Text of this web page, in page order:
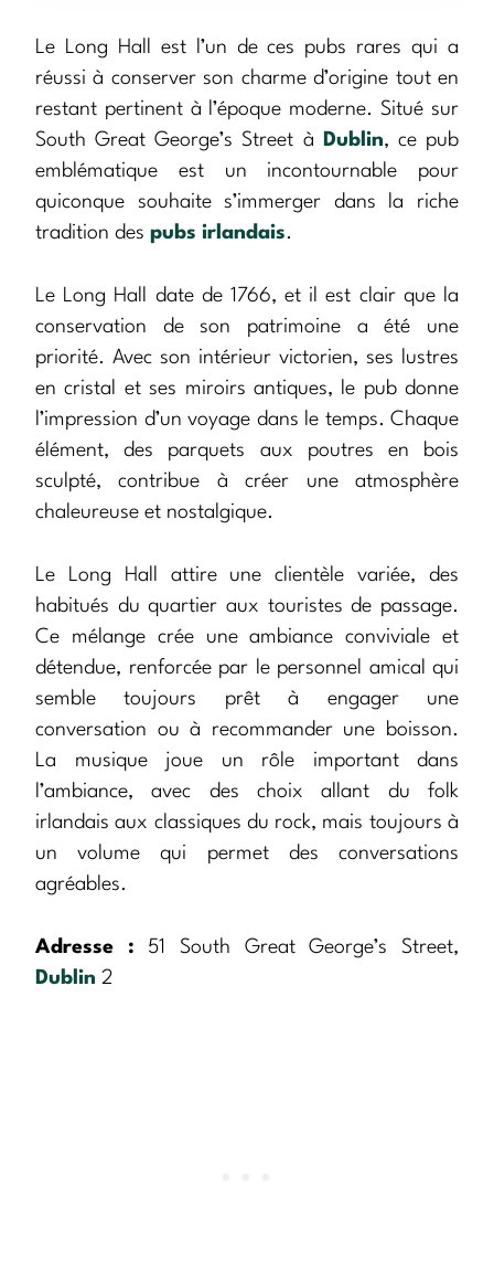
Le Long Hall est l’un de ces pubs rares qui a
réussi à conserver son charme d’origine tout en
restant pertinent à l’époque moderne. Situé sur
South Great George’s Street à
Dublin, ce pub
emblématique est un incontournable pour
quiconque souhaite s’immerger dans la riche
tradition des pubs irlandais.
Le Long Hall date de 1766, et il est clair que la
conservation de son patrimoine a été une
priorité. Avec son intérieur victorien, ses lustres
en cristal et ses miroirs antiques, le pub donne
l’impression d’un voyage dans le temps. Chaque
élément, des parquets aux poutres en bois
sculpté, contribue à créer une atmosphère
chaleureuse et nostalgique.
Le Long Hall attire une clientèle variée, des
habitués du quartier aux touristes de passage.
Ce mélange crée une ambiance conviviale et
détendue, renforcée par le personnel amical qui
semble toujours prêt à engager une
conversation ou à recommander une boisson.
La musique joue un rôle important dans
l’ambiance, avec des choix allant du folk
irlandais aux classiques du rock, mais toujours à
un volume qui permet des conversations
agréables.
Adresse : 51 South Great George’s Street,
Dublin 2